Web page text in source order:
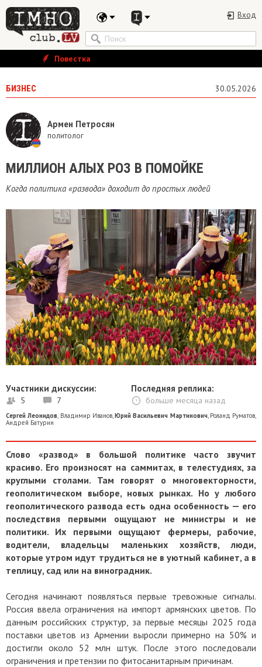
Вход
Повестка
БИЗНЕС 30.05.2026
Армен Петросян
политолог
​МИЛЛИОН АЛЫХ РОЗ В ПОМОЙКЕ
Когда политика «развода» доходит до простых людей
Участники дискуссии:
5 7
Последняя реплика:
больше месяца назад
Сергей Леонидов, Владимир Иванов,Юрий Васильевич Мартинович, Роланд Руматов,
Андрей Батурин
Слово «развод» в большой политике часто звучит
красиво. Его произносят на саммитах, в телестудиях, за
круглыми столами. Там говорят о многовекторности,
геополитическом выборе, новых рынках. Но у любого
геополитического развода есть одна особенность — его
последствия первыми ощущают не министры и не
политики. Их первыми ощущают фермеры, рабочие,
водители, владельцы маленьких хозяйств, люди,
которые утром идут трудиться не в уютный кабинет, а в
теплицу, сад или на виноградник.
Сегодня начинают появляться первые тревожные сигналы.
Россия ввела ограничения на импорт армянских цветов. По
данным российских структур, за первые месяцы 2025 года
поставки цветов из Армении выросли примерно на 50% и
достигли около 52 млн штук. После этого последовали
ограничения и претензии по фитосанитарным причинам.